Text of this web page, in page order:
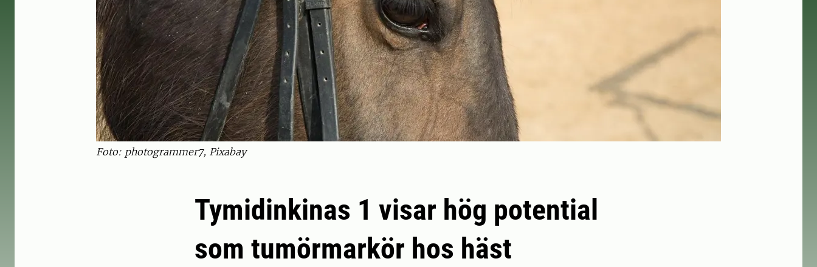
Foto: photogrammer7, Pixabay
Tymidinkinas 1 visar hög potential
som tumörmarkör hos häst